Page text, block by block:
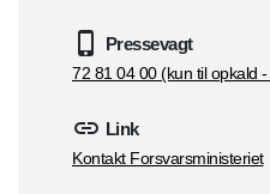
Pressevagt
72 81 04 00 (kun til opkald
Link
Kontakt Forsvarsministeriet